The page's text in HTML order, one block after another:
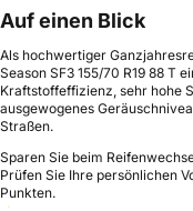
Auf einen Blick
Als hochwertiger
Season SF3 155/70 R19 88 T
Kraftstoffeffizienz, sehr hohe
ausgewogenes
Straßen.
Sparen Sie beim
Prüfen Sie Ihre persönlichen
Punkten.